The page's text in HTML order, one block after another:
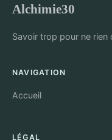
Alchimie30
Savoir trop pour ne rien
NAVIGATION
Accueil
LÉGAL